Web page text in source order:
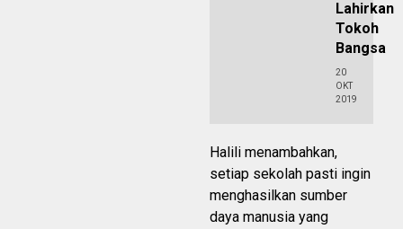
Lahirkan
Tokoh
Bangsa
20
OKT
2019
Halili menambahkan,
setiap sekolah pasti ingin
menghasilkan sumber
daya manusia yang